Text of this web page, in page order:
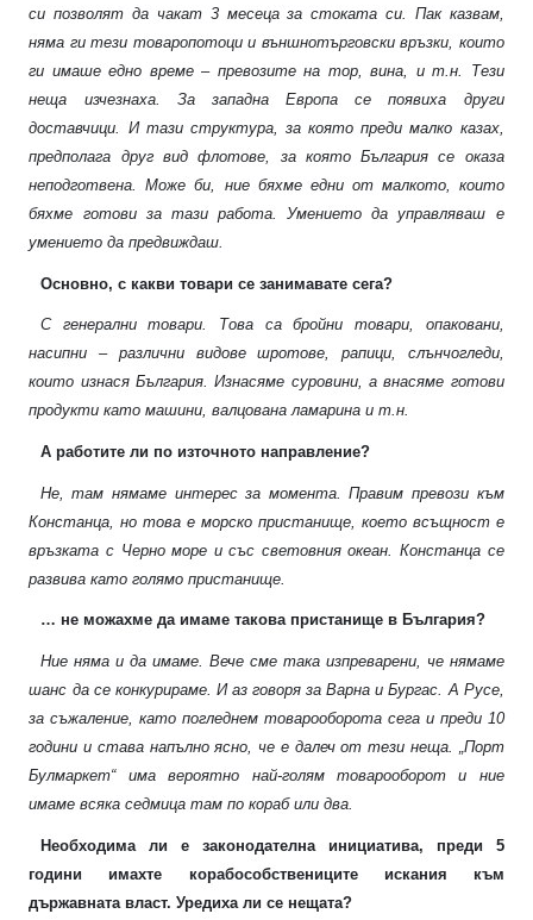
си позволят да чакат 3 месеца за стоката си. Пак казвам,
няма ги тези товаропотоци и външнотърговски връзки, които
ги имаше едно време – превозите на тор, вина, и т.н. Тези
неща изчезнаха. За западна Европа се появиха други
доставчици. И тази структура, за която преди малко казах,
предполага друг вид флотове, за която България се оказа
неподготвена. Може би, ние бяхме едни от малкото, които
бяхме готови за тази работа. Умението да управляваш е
умението да предвиждаш.
Основно, с какви товари се занимавате сега?
С генерални товари. Това са бройни товари, опаковани,
насипни – различни видове шротове, рапици, слънчогледи,
които изнася България. Изнасяме суровини, а внасяме готови
продукти като машини, валцована ламарина и т.н.
А работите ли по източното направление?
Не, там нямаме интерес за момента. Правим превози към
Констанца, но това е морско пристанище, което всъщност е
връзката с Черно море и със световния океан. Констанца се
развива като голямо пристанище.
… не можахме да имаме такова пристанище в България?
Ние няма и да имаме. Вече сме така изпреварени, че нямаме
шанс да се конкурираме. И аз говоря за Варна и Бургас. А Русе,
за съжаление, като погледнем товарооборота сега и преди 10
години и става напълно ясно, че е далеч от тези неща. „Порт
Булмаркет“ има вероятно най-голям товарооборот и ние
имаме всяка седмица там по кораб или два.
Необходима ли е законодателна инициатива, преди 5
години имахте корабособствениците искания към
държавната власт. Уредиха ли се нещата?